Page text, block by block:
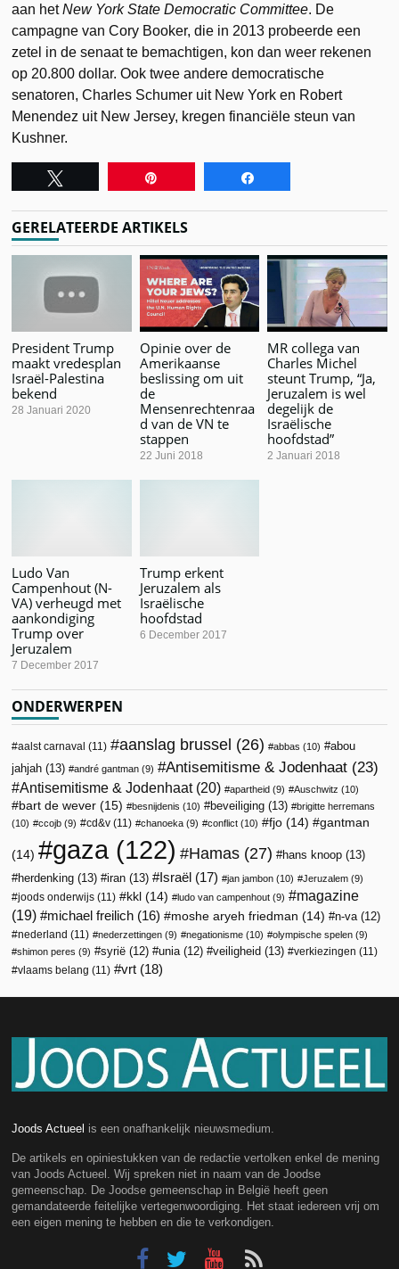
aan hetNew York State Democratic Committee. De
campagne van Cory Booker, die in 2013 probeerde een
zetel in de senaat te bemachtigen, kon dan weer rekenen
op 20.800 dollar. Ook twee andere democratische
senatoren, Charles Schumer uit New York en Robert
Menendez uit New Jersey, kregen financiële steun van
Kushner.
GERELATEERDE ARTIKELS
President Trump
maakt vredesplan
Israël-Palestina
bekend
28 Januari 2020
Opinie over de
Amerikaanse
beslissing om uit
de
Mensenrechtenraa
d van de VN te
stappen
22 Juni 2018
MR collega van
Charles Michel
steunt Trump, “Ja,
Jeruzalem is wel
degelijk de
Israëlische
hoofdstad”
2 Januari 2018
Ludo Van
Campenhout (N-
VA) verheugd met
aankondiging
Trump over
Jeruzalem
7 December 2017
Trump erkent
Jeruzalem als
Israëlische
hoofdstad
6 December 2017
ONDERWERPEN
aalst carnaval (11) aanslag brussel (26) abbas (10)
abou
jahjah (13) andré gantman (9) Antisemitisme & Jodenhaat (23)
Antisemitisme & Jodenhaat(20) apartheid (9) Auschwitz (10)
bart de wever (15) besnijdenis (10) beveiliging (13)
brigitte herremans
(10)
ccojb (9) cd&v (11) chanoeka (9) conflict (10) fjo (14) gantman
(14) gaza(122) Hamas (27) hans knoop (13)
herdenking (13) iran (13) Israël (17) jan jambon (10) Jeruzalem (9)
joods onderwijs (11) kkl (14) ludo van campenhout (9)
magazine
(19)
michael freilich (16) moshe aryeh friedman (14) n-va(12)
nederland (11) nederzettingen (9) negationisme (10) olympische spelen (9)
shimon peres (9) syrië (12) unia(12) veiligheid (13) verkiezingen (11)
vlaams belang (11) vrt (18)
Joods Actueel is een onafhankelijk nieuwsmedium.
De artikels en opiniestukken van de redactie vertolken enkel de mening
van Joods Actueel. Wij spreken niet in naam van de Joodse
gemeenschap. De Joodse gemeenschap in België heeft geen
gemandateerde feitelijke vertegenwoordiging. Het staat iedereen vrij om
een eigen mening te hebben en die te verkondigen.